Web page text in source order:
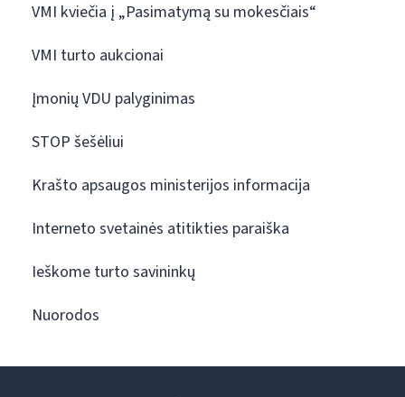
VMI kviečia į „Pasimatymą su mokesčiais“
VMI turto aukcionai
Įmonių VDU palyginimas
STOP šešėliui
Krašto apsaugos ministerijos informacija
Interneto svetainės atitikties paraiška
Ieškome turto savininkų
Nuorodos